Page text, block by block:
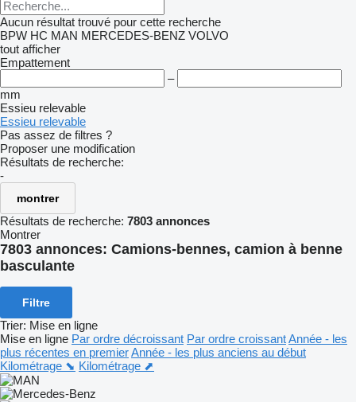
Aucun résultat trouvé pour cette recherche
BPW HC MAN MERCEDES-BENZ VOLVO
tout afficher
Empattement
–
mm
Essieu relevable
Essieu relevable
Pas assez de filtres ?
Proposer une modification
Résultats de recherche:
-
montrer
Résultats de recherche: 7803 annonces
Montrer
7803 annonces: Camions-bennes, camion à benne
basculante
Filtre
Trier: Mise en ligne
Mise en ligne Par ordre décroissant Par ordre croissantAnnée - les
plus récentes en premierAnnée - les plus anciens au début
Kilométrage ⬊ Kilométrage ⬈